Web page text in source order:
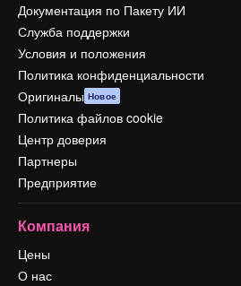
Документация по Пакету ИИ
Служба поддержки
Условия и положения
Политика конфиденциальности
Оригиналы Новое
Политика файлов cookie
Центр доверия
Партнеры
Предприятие
Компания
Цены
О нас